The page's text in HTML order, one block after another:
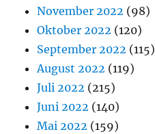
November 2022 (98)
Oktober 2022 (120)
September 2022 (115)
August 2022 (119)
Juli 2022 (215)
Juni 2022 (140)
Mai 2022 (159)